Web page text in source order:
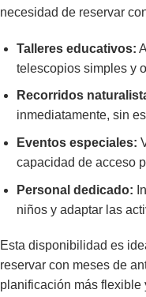
necesidad de reservar
Talleres educativos:
telescopios simples y
Recorridos
inmediatamente, sin
Eventos especiales:
capacidad de acceso
Personal dedicado:
niños y adaptar las
Esta disponibilidad es
reservar con meses de
planificación más flexible